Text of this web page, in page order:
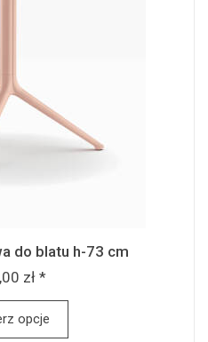
do blatu h-73 cm
zł *
opcje